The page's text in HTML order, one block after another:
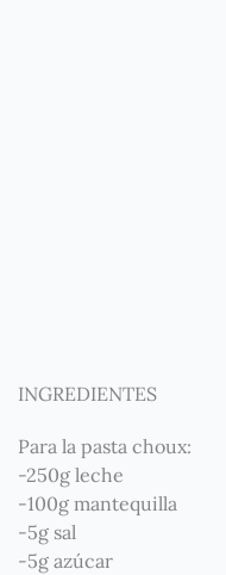
INGREDIENTES
Para la pasta choux:
-250g leche
-100g mantequilla
-5g sal
-5g azúcar